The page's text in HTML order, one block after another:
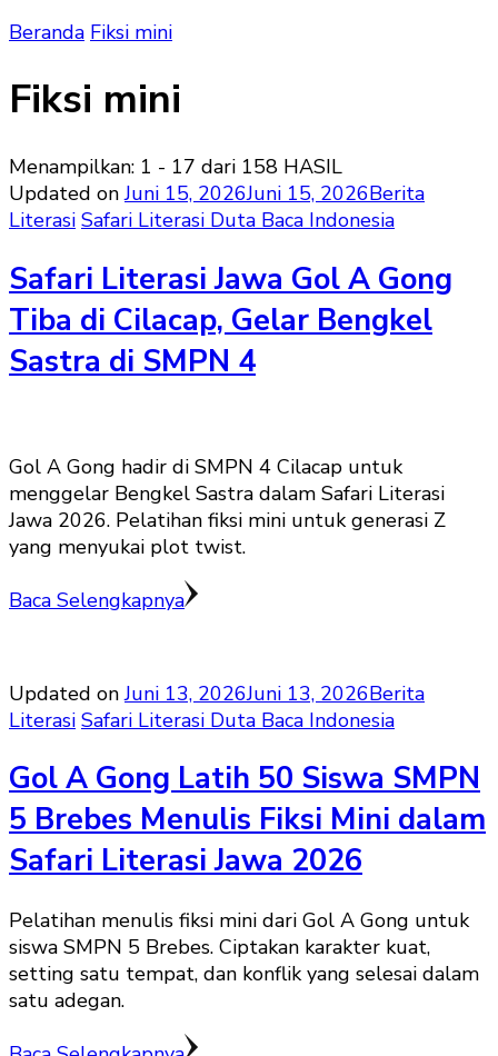
Beranda Fiksi mini
Fiksi mini
Menampilkan: 1 - 17 dari 158 HASIL
Updated onJuni 15, 2026Juni 15, 2026Berita
Literasi Safari Literasi Duta Baca Indonesia
Safari Literasi Jawa Gol A Gong
Tiba di Cilacap, Gelar Bengkel
Sastra di SMPN 4
Gol A Gong hadir di SMPN 4 Cilacap untuk
menggelar Bengkel Sastra dalam Safari Literasi
Jawa 2026. Pelatihan fiksi mini untuk generasi Z
yang menyukai plot twist.
Baca Selengkapnya
Updated onJuni 13, 2026Juni 13, 2026Berita
Literasi Safari Literasi Duta Baca Indonesia
Gol A Gong Latih 50 Siswa SMPN
5 Brebes Menulis Fiksi Mini dalam
Safari Literasi Jawa 2026
Pelatihan menulis fiksi mini dari Gol A Gong untuk
siswa SMPN 5 Brebes. Ciptakan karakter kuat,
setting satu tempat, dan konflik yang selesai dalam
satu adegan.